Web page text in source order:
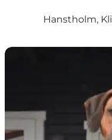
Hanstholm,
Thy Feriepark -